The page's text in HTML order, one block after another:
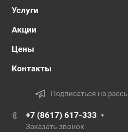
Услуги
Акции
Цены
Контакты
Подписаться на
+7 (8617) 617-333
Заказать звонок